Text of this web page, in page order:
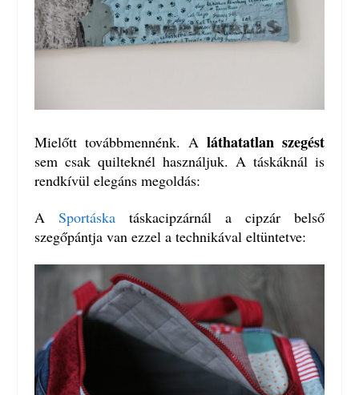
Mielőtt továbbmennénk. A láthatatlan szegést
sem csak quilteknél használjuk. A táskáknál is
rendkívül elegáns megoldás:
A Sportáskatáskacipzárnál a cipzár belső
szegőpántja van ezzel a technikával eltüntetve: